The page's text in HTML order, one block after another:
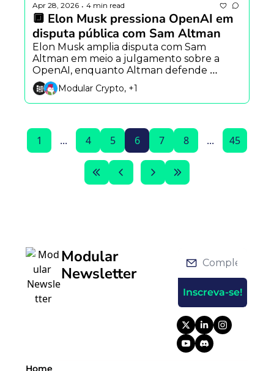
Apr 28, 2026 • 4 min read
🔲 Elon Musk pressiona OpenAI em
disputa pública com Sam Altman
Elon Musk amplia disputa com Sam
Altman em meio a julgamento sobre a
OpenAI, enquanto Altman defende
democratização da IA e o DeFi United
supera US$ 300 milhões após ataque no
Ethereum.
Modular Crypto, +1
1 ... 4 5 6 7 8 ... 45
Modular
Newsletter
Inscreva-se!
Home